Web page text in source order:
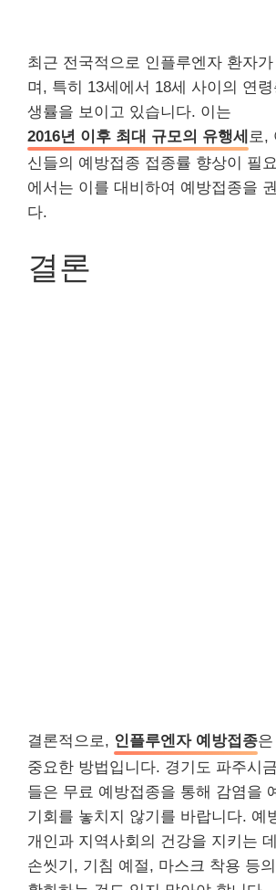
최근 전국적으로 인플루엔자 환자
며, 특히 13세에서 18세 사이의 연
생률을 보이고 있습니다. 이는
2016년 이후 최대 규모의 유행세 로,
신들의 예방접종 접종률 향상이 필
에서는 이를 대비하여 예방접종을
다.
결론
결론적으로, 인플루엔자 예방접종
중요한 방법입니다. 경기도 파주시
들은 무료 예방접종을 통해 감염을
기회를 놓치지 않기를 바랍니다. 예
개인과 지역사회의 건강을 지키는
손씻기, 기침 예절, 마스크 착용 등